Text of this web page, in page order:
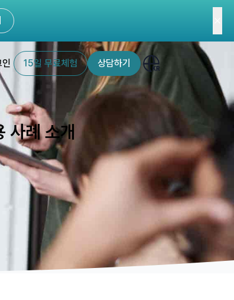
인 15일 무료체험 상담하기
사례 소개